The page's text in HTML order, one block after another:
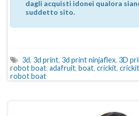
dagli acquisti idonei qualora
suddetto sito.
3d, 3d print, 3d print ninjaflex, 3D
robot boat, adafruit, boat, crickit,
robot boat